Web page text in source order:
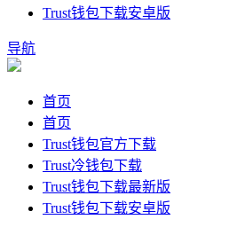
Trust钱包下载安卓版
导航
首页
首页
Trust钱包官方下载
Trust冷钱包下载
Trust钱包下载最新版
Trust钱包下载安卓版